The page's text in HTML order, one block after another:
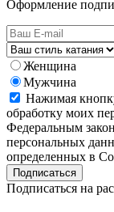
Оформление
Женщина
Мужчина
Нажимая
обработку моих
Федеральным
персональных
определенных в
Подписаться на